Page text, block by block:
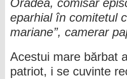
Oradea, comisar
eparhial în comitetul
mariane’’, camerar
Acestui mare bărbat
patriot, i se cuvinte